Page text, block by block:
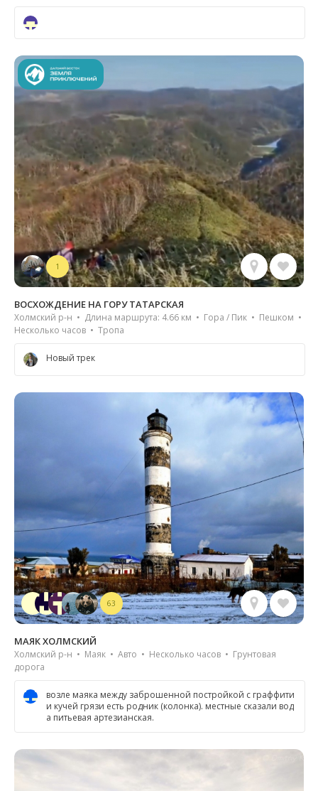
1
ВОСХОЖДЕНИЕ НА ГОРУ ТАТАРСКАЯ
Холмский р-н • Длина маршрута: 4.66 км • Гора / Пик • Пешком •
Несколько часов • Тропа
Новый трек
63
МАЯК ХОЛМСКИЙ
Холмский р-н • Маяк • Авто • Несколько часов • Грунтовая
дорога
возле маяка между заброшенной постройкой с граффити
и кучей грязи есть родник (колонка). местные сказали вод
а питьевая артезианская.